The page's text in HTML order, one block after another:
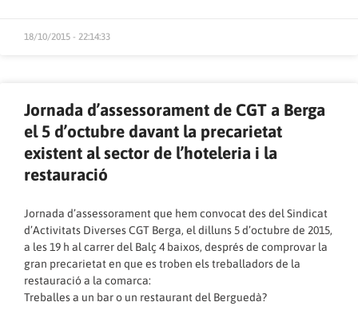
18/10/2015 - 22:14:33
Jornada d’assessorament de CGT a Berga
el 5 d’octubre davant la precarietat
existent al sector de l’hoteleria i la
restauració
Jornada d’assessorament que hem convocat des del Sindicat
d’Activitats Diverses CGT Berga, el dilluns 5 d’octubre de 2015,
a les 19 h al carrer del Balç 4 baixos, després de comprovar la
gran precarietat en que es troben els treballadors de la
restauració a la comarca:
Treballes a un bar o un restaurant del Berguedà?